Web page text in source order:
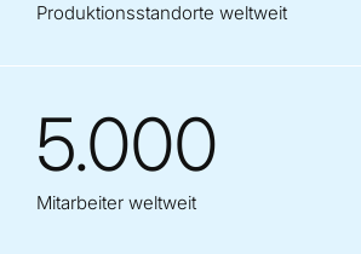
Produktionsstandorte weltweit
5.000
Mitarbeiter weltweit